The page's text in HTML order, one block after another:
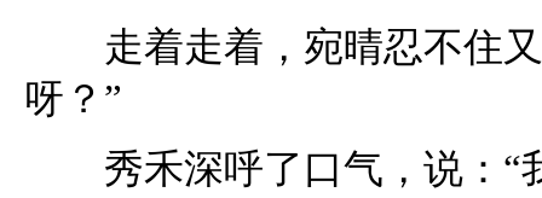
走着走着，宛晴忍不住又
呀？”
秀禾深呼了口气，说：“